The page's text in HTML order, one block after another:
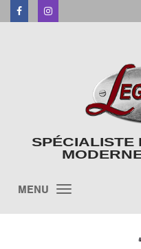
FacebookInstagram
SPÉCIALISTE
MENU